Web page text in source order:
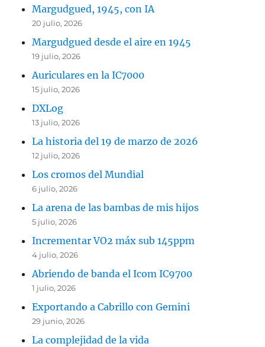
Margudgued, 1945, con IA
20 julio, 2026
Margudgued desde el aire en 1945
19 julio, 2026
Auriculares en la IC7000
15 julio, 2026
DXLog
13 julio, 2026
La historia del 19 de marzo de 2026
12 julio, 2026
Los cromos del Mundial
6 julio, 2026
La arena de las bambas de mis hijos
5 julio, 2026
Incrementar VO2 máx sub 145ppm
4 julio, 2026
Abriendo de banda el Icom IC9700
1 julio, 2026
Exportando a Cabrillo con Gemini
29 junio, 2026
La complejidad de la vida